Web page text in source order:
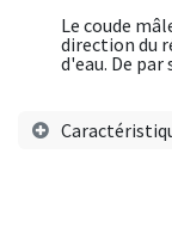
Le coude
direction du
d'eau. De